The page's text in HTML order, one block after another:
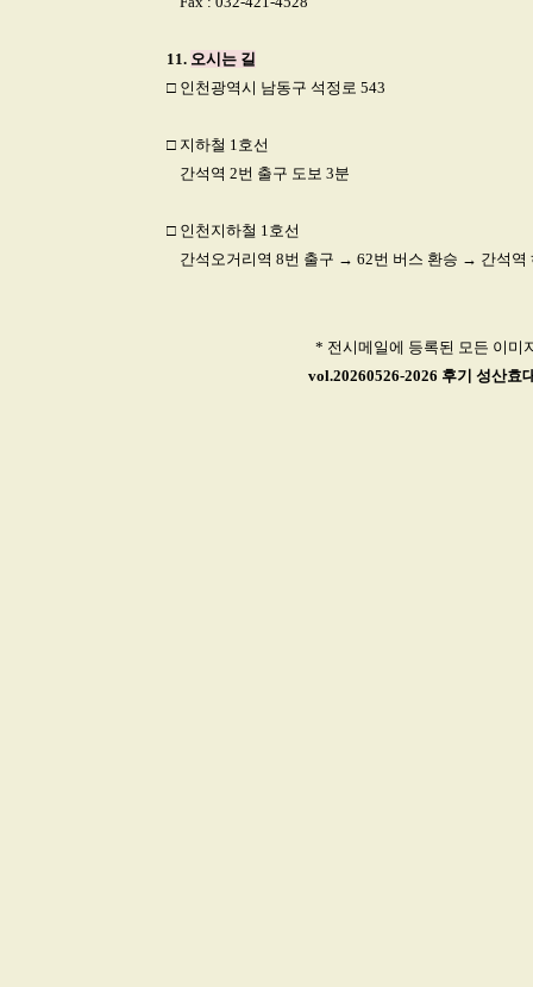
11. 오시는 길
□ 인천광역시 남동구 석정로 543
□ 지하철 1호선
간석역 2번 출구 도보 3분
□ 인천지하철 1호선
간석오거리역 8번 출구 → 62번 버스 환승 → 간석역
* 전시메일에 등록된 모든 이미
vol.20260526-2026 후기 성산효